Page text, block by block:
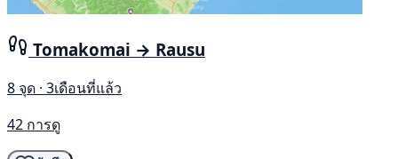
Tomakomai → Rausu
8 จุด · 3เดือนที่แล้ว
42 การดู